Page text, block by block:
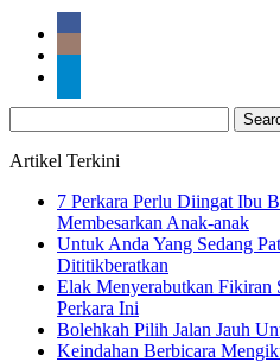
for:
Artikel Terkini
7 Perkara Perlu Diingat Ibu
Membesarkan Anak-anak
Untuk Anda Yang Sedang
Dititikberatkan
Elak Menyerabutkan Fikiran
Perkara Ini
Bolehkah Pilih Jalan Jauh
Keindahan Berbicara